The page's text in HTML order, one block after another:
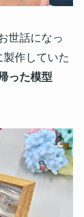
世話になっ
作していた
った模型